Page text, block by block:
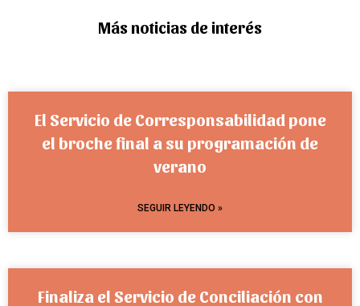
Más noticias de interés
El Servicio de Corresponsabilidad pone
el broche final a su programación de
verano
SEGUIR LEYENDO »
Finaliza el Servicio de Conciliación con